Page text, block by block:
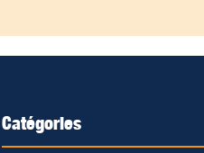
Catégories